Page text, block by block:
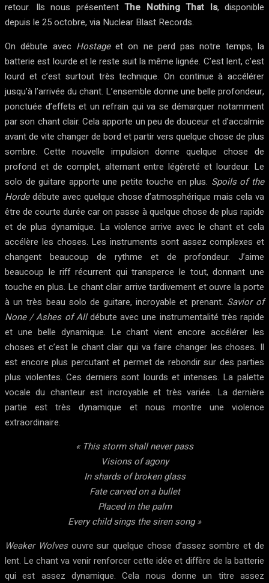
retour. Ils nous présentent The Nothing That Is, disponible
depuis le 25 octobre, via Nuclear Blast Records.
On débute avec Hostageet on ne perd pas notre temps, la
batterie est lourde et le reste suit la même lignée. C’est lent, c’est
lourd et c’est surtout très technique. On continue à accélérer
jusqu’à l’arrivée du chant. L’ensemble donne une belle profondeur,
ponctuée d’effets et un refrain qui va se démarquer notamment
par son chant clair. Cela apporte un peu de douceur et d’accalmie
avant de vite changer de bord et partir vers quelque chose de plus
sombre. Cette nouvelle impulsion donne quelque chose de
profond et de complet, alternant entre légèreté et lourdeur. Le
solo de guitare apporte une petite touche en plus. Spoils of the
Hordedébute avec quelque chose d’atmosphérique mais cela va
être de courte durée car on passe à quelque chose de plus rapide
et de plus dynamique. La violence arrive avec le chant et cela
accélère les choses. Les instruments sont assez complexes et
changent beaucoup de rythme et de profondeur. J’aime
beaucoup le riff récurrent qui transperce le tout, donnant une
touche en plus. Le chant clair arrive tardivement et ouvre la porte
à un très beau solo de guitare, incroyable et prenant. Savior of
None / Ashes of Alldébute avec une instrumentalité très rapide
et une belle dynamique. Le chant vient encore accélérer les
choses et c’est le chant clair qui va faire changer les choses. Il
est encore plus percutant et permet de rebondir sur des parties
plus violentes. Ces derniers sont lourds et intenses. La palette
vocale du chanteur est incroyable et très variée. La dernière
partie est très dynamique et nous montre une violence
extraordinaire.
« This storm shall never pass
Visions of agony
In shards of broken glass
Fate carved on a bullet
Placed in the palm
Every child sings the siren song »
Weaker Wolvesouvre sur quelque chose d’assez sombre et de
lent. Le chant va venir renforcer cette idée et diffère de la batterie
qui est assez dynamique. Cela nous donne un titre assez